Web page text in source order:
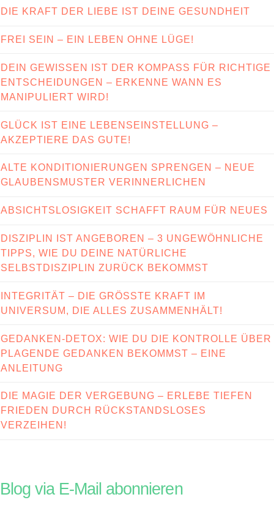
DIE KRAFT DER LIEBE IST DEINE GESUNDHEIT
FREI SEIN – EIN LEBEN OHNE LÜGE!
DEIN GEWISSEN IST DER KOMPASS FÜR RICHTIGE
ENTSCHEIDUNGEN – ERKENNE WANN ES
MANIPULIERT WIRD!
GLÜCK IST EINE LEBENSEINSTELLUNG –
AKZEPTIERE DAS GUTE!
ALTE KONDITIONIERUNGEN SPRENGEN – NEUE
GLAUBENSMUSTER VERINNERLICHEN
ABSICHTSLOSIGKEIT SCHAFFT RAUM FÜR NEUES
DISZIPLIN IST ANGEBOREN – 3 UNGEWÖHNLICHE
TIPPS, WIE DU DEINE NATÜRLICHE
SELBSTDISZIPLIN ZURÜCK BEKOMMST
INTEGRITÄT – DIE GRÖSSTE KRAFT IM U
NIVERSUM, DIE ALLES ZUSAMMENHÄLT!
GEDANKEN-DETOX: WIE DU DIE KONTROLLE ÜBER
PLAGENDE GEDANKEN BEKOMMST – EINE
ANLEITUNG
DIE MAGIE DER VERGEBUNG – ERLEBE TIEFEN
FRIEDEN DURCH RÜCKSTANDSLOSES
VERZEIHEN!
Blog via E-Mail abonnieren